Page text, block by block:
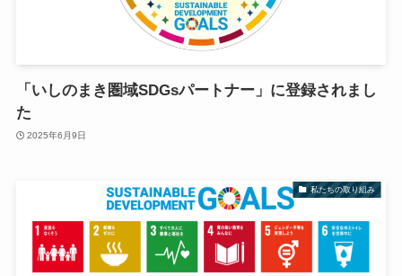
「いしのまき圏域SDGsパートナー」に登録されまし
た
2025年6月9日
私たちの取り組み